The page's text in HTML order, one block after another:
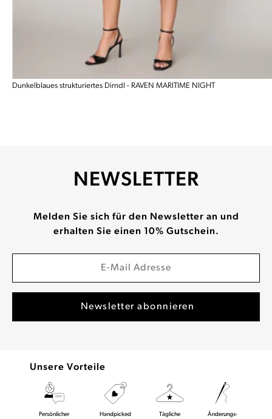
Dunkelblaues strukturiertes Dirndl - RAVEN MARITIME NIGHT
NEWSLETTER
Melden Sie sich für den Newsletter an und
erhalten Sie einen 10% Gutschein.
Unsere Vorteile
Persönlicher
Handpicked
Tägliche
Änderungs-